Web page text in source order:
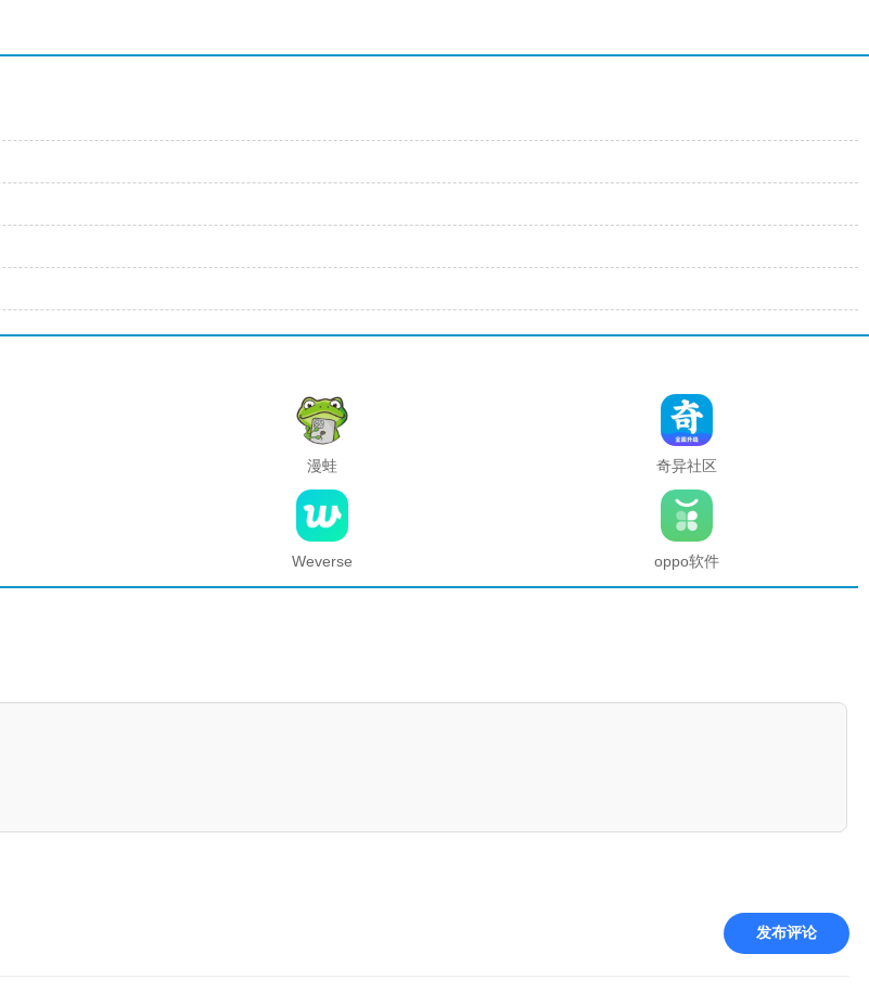
漫蛙
官方正版
奇异社区
载安装
2025最新
版本
Weverse
oppo软件
发布评论